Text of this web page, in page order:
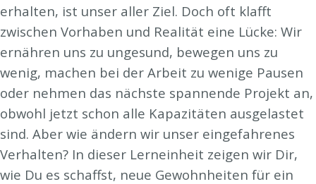
erhalten, ist unser aller Ziel. Doch oft klafft
zwischen Vorhaben und Realität eine Lücke: Wir
ernähren uns zu ungesund, bewegen uns zu
wenig, machen bei der Arbeit zu wenige Pausen
oder nehmen das nächste spannende Projekt an,
obwohl jetzt schon alle Kapazitäten ausgelastet
sind. Aber wie ändern wir unser eingefahrenes
Verhalten? In dieser Lerneinheit zeigen wir Dir,
wie Du es schaffst, neue Gewohnheiten für ein